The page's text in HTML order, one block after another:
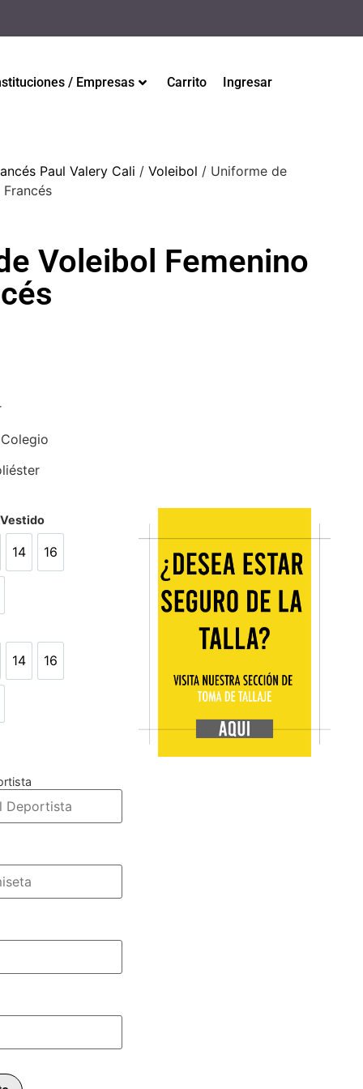
/ Empresas Carrito Ingresar
Paul Valery Cali / Voleibol / Uniforme de
Voleibol Femenino
14 16
14 16